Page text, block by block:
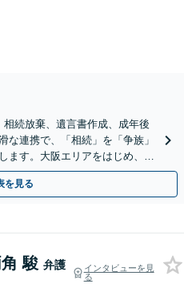
相続放棄、遺言書作成、成年後
な連携で、「相続」を「争族」
ます。大阪エリアをはじめ、出
初回相談無料】
を見る
駿 弁護
インタビューを見
る